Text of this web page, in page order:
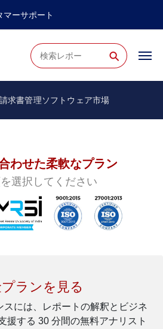
ーサポート
⚲
請求書管理ソフトウェア市場
わせた柔軟なプラン
選択してください
ランを見る
には、レポートの解釈とビジネ
援する 30 分間の無料アナリスト